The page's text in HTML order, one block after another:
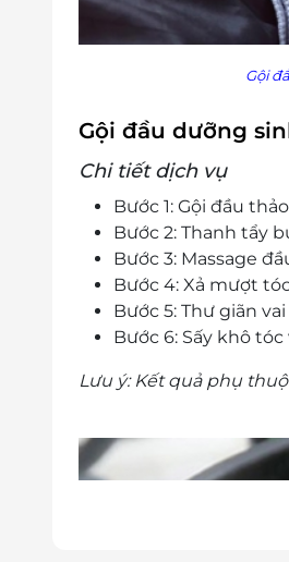
Gội
Gội đầu dưỡng
Chi tiết dịch vụ
Bước 1: Gội đầu
Bước 2: Thanh tẩy
Bước 3: Massage
Bước 4: Xả mượt
Bước 5: Thư giãn
Bước 6: Sấy khô
Lưu ý: Kết quả phụ